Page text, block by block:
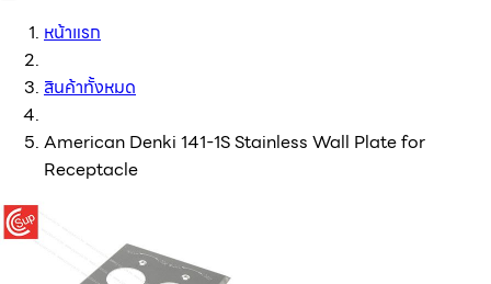
หน้าแรก
สินค้าทั้งหมด
American Denki 141-1S Stainless Wall Plate for
Receptacle